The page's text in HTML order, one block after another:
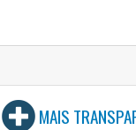
MAIS